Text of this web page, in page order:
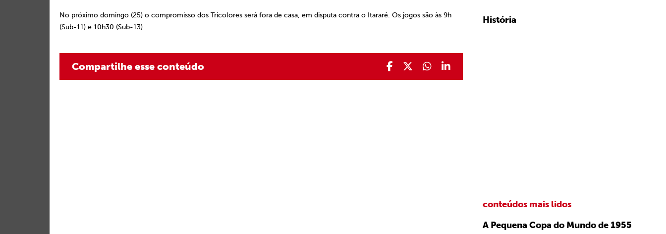
No próximo domingo (25) o compromisso dos Tricolores será fora de casa, em disputa contra o Itararé. Os jogos são às 9h
(Sub-11) e 10h30 (Sub-13).
Compartilhe esse conteúdo
História
conteúdos mais lidos
A Pequena Copa do Mundo de 1955